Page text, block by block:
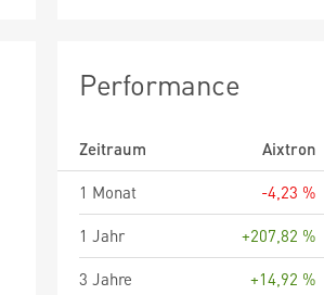
Performance
Zeitraum Aixtron
1 Monat
-4,23 %
1 Jahr
+207,82 %
3 Jahre
+14,92 %